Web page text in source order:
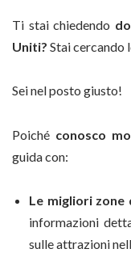
Ti stai chiedendo
Uniti? Stai cercando
Sei nel posto giusto!
Poiché conosco
guida con:
Le migliori
informazioni
sulle attrazioni